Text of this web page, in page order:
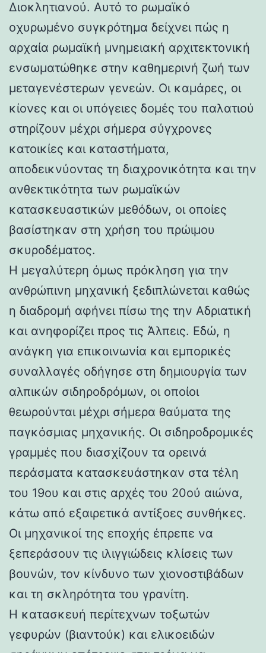
Διοκλητιανού. Αυτό το ρωμαϊκό
οχυρωμένο συγκρότημα δείχνει πώς η
αρχαία ρωμαϊκή μνημειακή αρχιτεκτονική
ενσωματώθηκε στην καθημερινή ζωή των
μεταγενέστερων γενεών. Οι καμάρες, οι
κίονες και οι υπόγειες δομές του παλατιού
στηρίζουν μέχρι σήμερα σύγχρονες
κατοικίες και καταστήματα,
αποδεικνύοντας τη διαχρονικότητα και την
ανθεκτικότητα των ρωμαϊκών
κατασκευαστικών μεθόδων, οι οποίες
βασίστηκαν στη χρήση του πρώιμου
σκυροδέματος.
Η μεγαλύτερη όμως πρόκληση για την
ανθρώπινη μηχανική ξεδιπλώνεται καθώς
η διαδρομή αφήνει πίσω της την Αδριατική
και ανηφορίζει προς τις Άλπεις. Εδώ, η
ανάγκη για επικοινωνία και εμπορικές
συναλλαγές οδήγησε στη δημιουργία των
αλπικών σιδηροδρόμων, οι οποίοι
θεωρούνται μέχρι σήμερα θαύματα της
παγκόσμιας μηχανικής. Οι σιδηροδρομικές
γραμμές που διασχίζουν τα ορεινά
περάσματα κατασκευάστηκαν στα τέλη
του 19ου και στις αρχές του 20ού αιώνα,
κάτω από εξαιρετικά αντίξοες συνθήκες.
Οι μηχανικοί της εποχής έπρεπε να
ξεπεράσουν τις ιλιγγιώδεις κλίσεις των
βουνών, τον κίνδυνο των χιονοστιβάδων
και τη σκληρότητα του γρανίτη.
Η κατασκευή περίτεχνων τοξωτών
γεφυρών (βιαντούκ) και ελικοειδών